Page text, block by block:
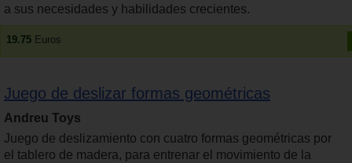
a sus necesidades y habilidades crecientes.
19.75 Euros
Juego de deslizar formas geométricas
Andreu Toys
Juego de deslizamiento con cuatro formas geométricas por
el tablero de madera, para entrenar el movimiento de la